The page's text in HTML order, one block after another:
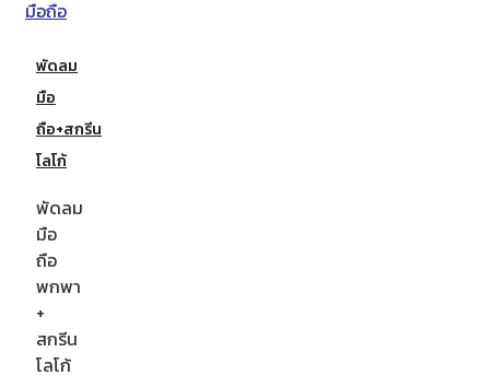
พัดลม
มือ
ถือ+สกรีน
โลโก้
พัดลม
มือ
ถือ
พกพา
+
สกรีน
โลโก้